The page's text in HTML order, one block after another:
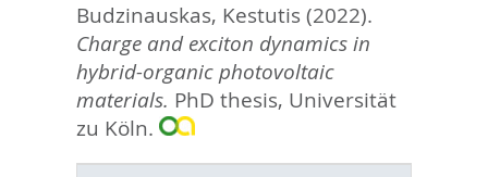
hier:
Budzinauskas, Kestutis(2022).
Charge and exciton dynamics in
hybrid-organic photovoltaic
materials. PhD thesis, Universität
zu Köln.